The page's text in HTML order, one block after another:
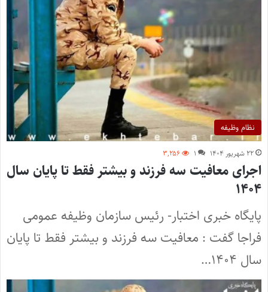
نظام وظیفه
۲۲ شهریور ۱۴۰۴ ۱ ۳,۲۵۶
اجرای معافیت سه فرزند و بیشتر فقط تا پایان سال
۱۴۰۴
پایگاه خبری اختبار- رئیس سازمان وظیفه عمومی
فراجا گفت : معافیت سه فرزند و بیشتر فقط تا پایان
سال ۱۴۰۴…